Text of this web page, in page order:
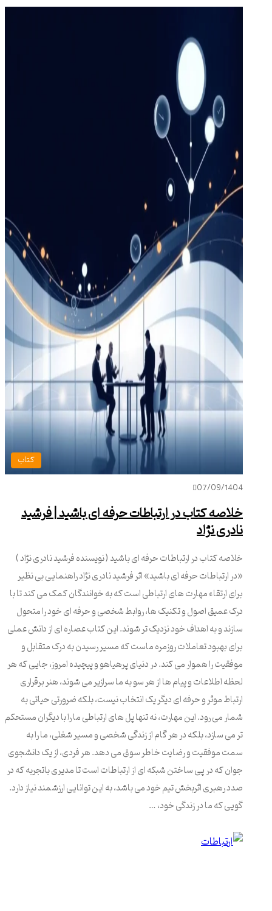
کتاب
07/09/1404
خلاصه کتاب در ارتباطات حرفه ای باشید | فرشید
نادری نژاد
خلاصه کتاب در ارتباطات حرفه ای باشید ( نویسنده فرشید نادری نژاد )
«در ارتباطات حرفه ای باشید» اثر فرشید نادری نژاد راهنمایی بی نظیر
برای ارتقاء مهارت های ارتباطی است که به خوانندگان کمک می کند تا با
درک عمیق اصول و تکنیک ها، روابط شخصی و حرفه ای خود را متحول
سازند و به اهداف خود نزدیک تر شوند. این کتاب عصاره ای از دانش عملی
برای بهبود تعاملات روزمره ماست که مسیر رسیدن به درک متقابل و
موفقیت را هموار می کند. در دنیای پرهیاهو و پیچیده امروز، جایی که هر
لحظه اطلاعات و پیام ها از هر سو به ما سرازیر می شوند، هنر برقراری
ارتباط موثر و حرفه ای دیگر یک انتخاب نیست، بلکه ضرورتی حیاتی به
شمار می رود. این مهارت، نه تنها پل های ارتباطی ما را با دیگران مستحکم
تر می سازد، بلکه در هر گام از زندگی شخصی و مسیر شغلی، ما را به
سمت موفقیت و رضایت خاطر سوق می دهد. هر فردی، از یک دانشجوی
جوان که در پی ساختن شبکه ای از ارتباطات است تا مدیری باتجربه که در
صدد رهبری اثربخش تیم خود می باشد، به این توانایی ارزشمند نیاز دارد.
گویی که ما در زندگی خود، …